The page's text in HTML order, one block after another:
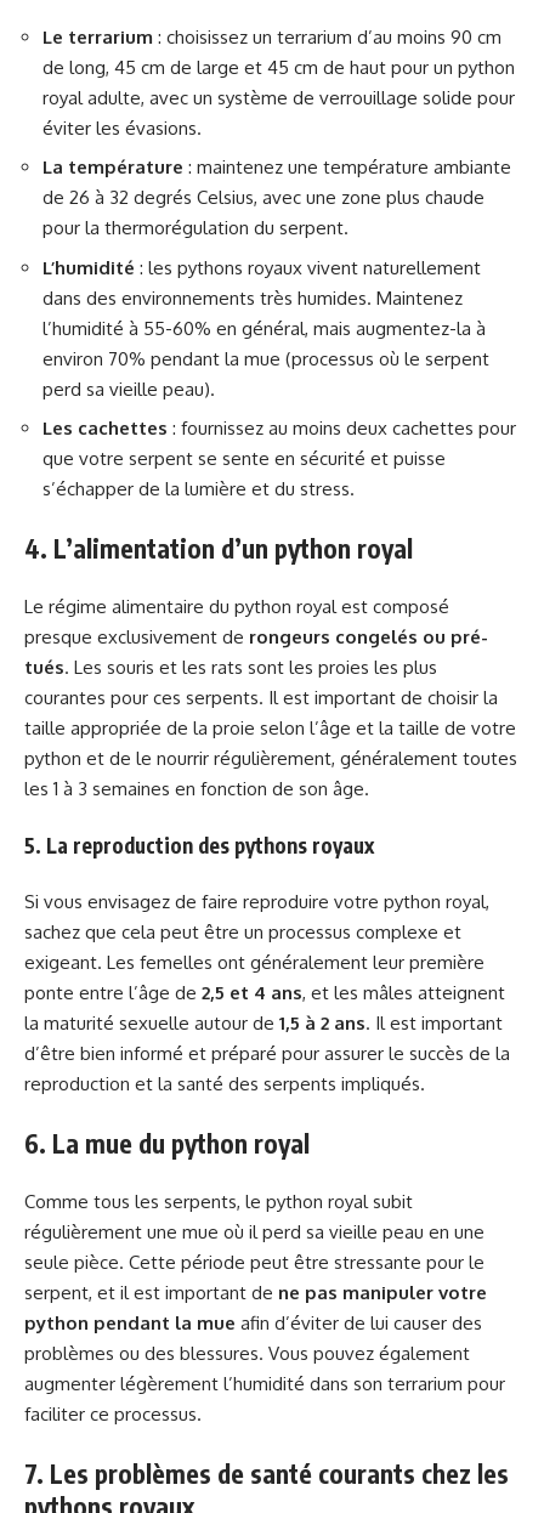
Le terrarium : choisissez un terrarium d’au moins 90 cm
de long, 45 cm de large et 45 cm de haut pour un python
royal adulte, avec un système de verrouillage solide pour
éviter les évasions.
La température : maintenez une température ambiante
de 26 à 32 degrés Celsius, avec une zone plus chaude
pour la thermorégulation du serpent.
L’humidité : les pythons royaux vivent naturellement
dans des environnements très humides. Maintenez
l’humidité à 55-60% en général, mais augmentez-la à
environ 70% pendant la mue (processus où le serpent
perd sa vieille peau).
Les cachettes : fournissez au moins deux cachettes pour
que votre serpent se sente en sécurité et puisse
s’échapper de la lumière et du stress.
4. L’alimentation d’un python royal
Le régime alimentaire du python royal est composé
presque exclusivement de rongeurs congelés ou pré-
tués. Les souris et les rats sont les proies les plus
courantes pour ces serpents. Il est important de choisir la
taille appropriée de la proie selon l’âge et la taille de votre
python et de le nourrir régulièrement, généralement toutes
les 1 à 3 semaines en fonction de son âge.
5. La reproduction des pythons royaux
Si vous envisagez de faire reproduire votre python royal,
sachez que cela peut être un processus complexe et
exigeant. Les femelles ont généralement leur première
ponte entre l’âge de 2,5 et 4 ans, et les mâles atteignent
la maturité sexuelle autour de 1,5 à 2 ans. Il est important
d’être bien informé et préparé pour assurer le succès de la
reproduction et la santé des serpents impliqués.
6. La mue du python royal
Comme tous les serpents, le python royal subit
régulièrement une mue où il perd sa vieille peau en une
seule pièce. Cette période peut être stressante pour le
serpent, et il est important de ne pas manipuler votre
python pendant la mue afin d’éviter de lui causer des
problèmes ou des blessures. Vous pouvez également
augmenter légèrement l’humidité dans son terrarium pour
faciliter ce processus.
7. Les problèmes de santé courants chez les
pythons royaux